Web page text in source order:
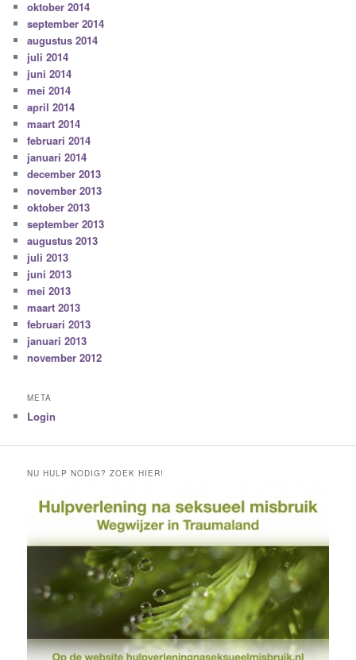
oktober 2014
september 2014
augustus 2014
juli 2014
juni 2014
mei 2014
april 2014
maart 2014
februari 2014
januari 2014
december 2013
november 2013
oktober 2013
september 2013
augustus 2013
juli 2013
juni 2013
mei 2013
maart 2013
februari 2013
januari 2013
november 2012
META
Login
NU HULP NODIG? ZOEK HIER!